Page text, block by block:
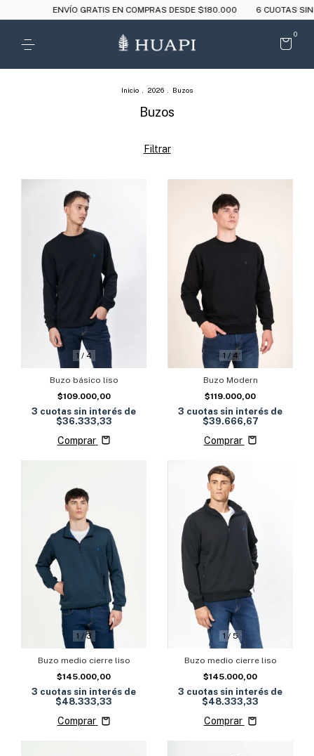
GRATIS EN COMPRAS DESDE $180.000 6 CUOTAS SIN INTERÉS A
0
Inicio 2026 Buzos
Buzos
Filtrar
1/ 4
Buzo básico liso
$109.000,00
3 cuotas sin interés de
$36.333,33
Comprar
1 /4
Buzo Modern
$119.000,00
3 cuotas sin interés de
$39.666,67
Comprar
1 /3
Buzo medio cierre liso
$145.000,00
3 cuotas sin interés de
$48.333,33
Comprar
1 / 5
Buzo medio cierre liso
$145.000,00
3 cuotas sin interés de
$48.333,33
Comprar